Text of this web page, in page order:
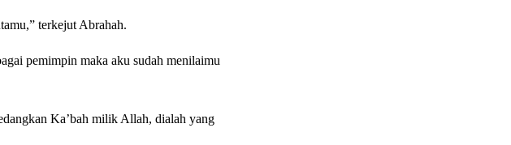
terkejut Abrahah.
pemimpin maka aku sudah menilaimu
Ka’bah milik Allah, dialah yang